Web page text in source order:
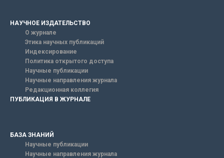
НАУЧНОЕ ИЗДАТЕЛЬСТВО
О журнале
Этика научных публикаций
Индексирование
Политика открытого доступа
Научные публикации
Научные направления журнала
Редакционная коллегия
ПУБЛИКАЦИЯ В ЖУРНАЛЕ
БАЗА ЗНАНИЙ
Научные публикации
Научные направления журнала